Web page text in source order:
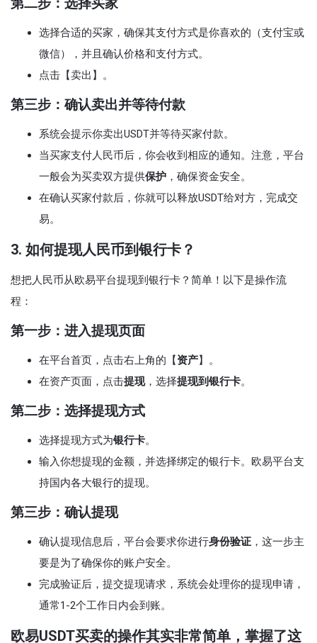
选择合适的买家，确保其支付方式是你喜欢的（支付宝或
微信），并且确认价格和支付方式。
点击【卖出】。
第三步：确认卖出并等待付款
系统会提示你卖出USDT并等待买家付款。
当买家支付人民币后，你会收到相应的通知。注意，平台
一般会为买卖双方提供保护 ，确保资金安全。
在确认买家付款后，你就可以释放USDT给对方，完成交
易。
3. 如何提现人民币到银行卡？
想把人民币从欧易平台提现到银行卡？简单！以下是操作流
程：
第一步：进入提现页面
在平台首页，点击右上角的【资产】。
在资产页面，点击提现，选择提现到银行卡。
第二步：选择提现方式
选择提现方式为银行卡。
输入你想提现的金额，并选择绑定的银行卡。欧易平台支
持国内各大银行的提现。
第三步：确认提现
确认提现信息后，平台会要求你进行身份验证 ，这一步主
要是为了确保你的账户安全。
完成验证后，提交提现请求，系统会处理你的提现申请，
通常1-2个工作日内会到账。
欧易USDT买卖的操作其实非常简单，掌握了这